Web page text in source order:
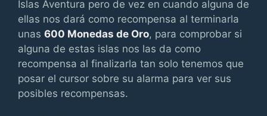
Islas Aventura pero de vez en cuando alguna de
ellas nos dará como recompensa al terminarla
unas 600 Monedas de Oro, para comprobar si
alguna de estas islas nos las da como
recompensa al finalizarla tan solo tenemos que
posar el cursor sobre su alarma para ver sus
posibles recompensas.